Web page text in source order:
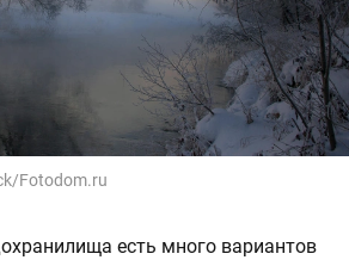
Fotodom.ru
есть много вариантов